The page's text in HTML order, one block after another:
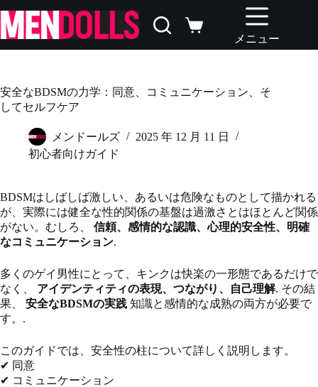
ン
テ
ン
ス
キ
シ
ン
ー
メニュー
安全なBDSMの力学：同意、コミュニケーション、そ
してセルフケア
メンドールズ
2025 年 12 月 11 日
初心者向けガイド
BDSMはしばしば激しい、あるいは危険なものとして描かれる
が、実際には健全な性的関係の基盤は過激さとはほとんど関係
がない。むしろ、 信頼、感情的な認識、心理的安全性、明確
なコミュニケーション.
多くのゲイ男性にとって、キンクは快楽の一形態であるだけで
なく、 アイデンティティの表現、つながり、自己理解. その結
果、 安全なBDSMの実践 知識と感情的な成熟の両方が必要で
す。.
このガイドでは、安全性の柱について詳しく説明します。
✔ 同意
✔ コミュニケーション